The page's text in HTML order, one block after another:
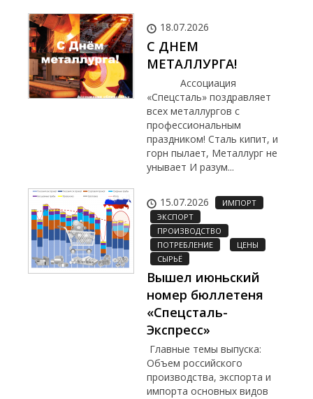
18.07.2026
С ДНЕМ
МЕТАЛЛУРГА!
Ассоциация
«Спецсталь» поздравляет
всех металлургов с
профессиональным
праздником! Сталь кипит, и
горн пылает, Металлург не
унывает И разум...
15.07.2026
ИМПОРТ
ЭКСПОРТ
ПРОИЗВОДСТВО
ПОТРЕБЛЕНИЕ
ЦЕНЫ
СЫРЬЁ
Вышел июньский
номер бюллетеня
«Спецсталь-
Экспресс»
Главные темы выпуска:
Объем российского
производства, экспорта и
импорта основных видов